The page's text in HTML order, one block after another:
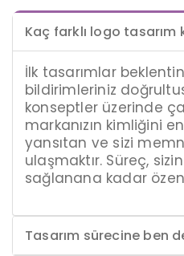
Kaç farklı logo
İlk tasarımlar
bildirimleriniz
konseptler üzerinde
markanızın kimliğini
yansıtan ve sizi
ulaşmaktır. Süreç,
sağlanana kadar
Tasarım sürecine ben